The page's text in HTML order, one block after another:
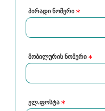
პირადი ნომერი
მობილურის ნომერი
ელ.ფოსტა